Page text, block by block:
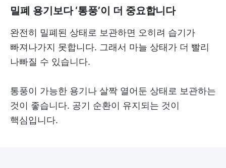
밀폐 용기보다 ‘통풍’이 더 중요합니다
완전히 밀폐된 상태로 보관하면 오히려 습기가
빠져나가지 못합니다. 그래서 마늘 상태가 더 빨리
나빠질 수 있습니다.
통풍이 가능한 용기나 살짝 열어둔 상태로 보관하는
것이 좋습니다. 공기 순환이 유지되는 것이
핵심입니다.